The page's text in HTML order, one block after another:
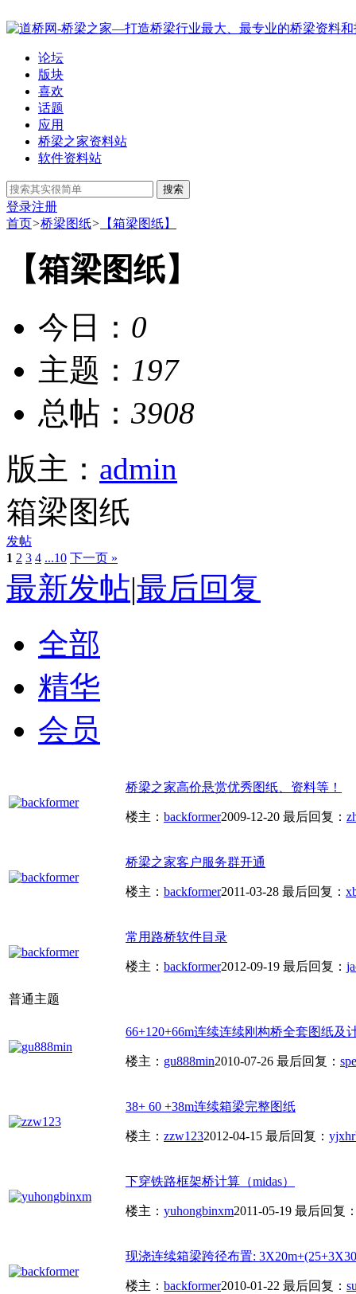
论坛
版块
喜欢
话题
应用
桥梁之家资料站
软件资料站
搜索
登录注册
首页>桥梁图纸> 【箱梁图纸】
【箱梁图纸】
今日： 0
主题： 197
总帖： 3908
版主： admin
箱梁图纸
发帖
1 2 3 4 ...10 下一页 »
最新发帖|最后回复
全部
精华
会员
桥梁之家高价悬赏优秀图纸、资料等！
楼主： backformer2009-12-20 最后回复：
桥梁之家客户服务群开通
楼主： backformer2011-03-28 最后回复：
常用路桥软件目录
楼主： backformer2012-09-19 最后回复：
普通主题
66+120+66m连续连续刚构桥全套图纸及
楼主： gu888min2010-07-26 最后回复：
38+ 60 +38m连续箱梁完整图纸
楼主： zzw1232012-04-15 最后回复：
下穿铁路框架桥计算（midas）
楼主： yuhongbinxm2011-05-19 最后回复
现浇连续箱梁跨径布置:
楼主： backformer2010-01-22 最后回复：